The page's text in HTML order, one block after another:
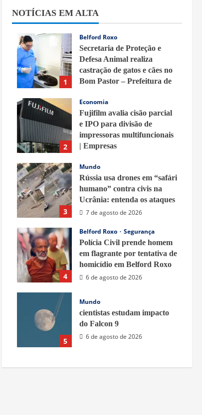
NOTÍCIAS EM ALTA
1
Belford Roxo
Secretaria de Proteção e
Defesa Animal realiza
castração de gatos e cães no
Bom Pastor – Prefeitura de
7 de agosto de 2026
2
Economia
Fujifilm avalia cisão parcial
e IPO para divisão de
impressoras multifuncionais
| Empresas
3
Mundo
Rússia usa drones em “safári
humano” contra civis na
Ucrânia: entenda os ataques
7 de agosto de 2026
4
Belford Roxo
Segurança
Polícia Civil prende homem
em flagrante por tentativa de
homicídio em Belford Roxo
6 de agosto de 2026
5
Mundo
cientistas estudam impacto
do Falcon 9
6 de agosto de 2026